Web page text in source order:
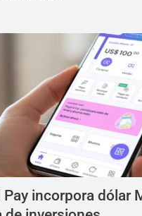
Pay incorpora dólar